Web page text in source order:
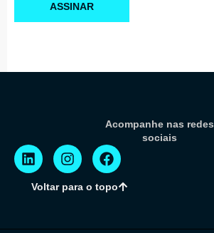
ASSINAR
Acompanhe nas redes
sociais
Voltar para o topo